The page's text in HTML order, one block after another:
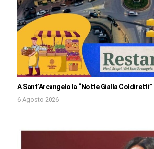
A Sant’Arcangelo la “Notte Gialla Coldiretti”
6 Agosto 2026